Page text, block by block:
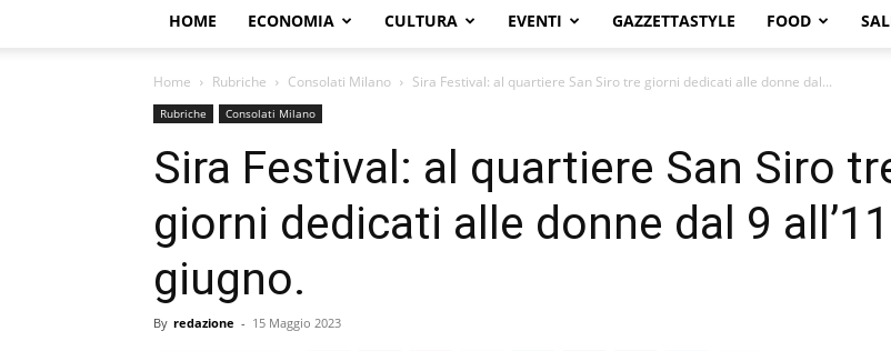
HOME ECONOMIA CULTURA EVENTI GAZZETTASTYLE FOOD
Home Rubriche Consolati Milano Sira Festival: al quartiere San Siro tre giorni dedicati alle donne dal...
Rubriche Consolati Milano
Sira Festival: al quartiere San Siro
giorni dedicati alle donne dal 9 all’11
giugno.
By redazione - 15 Maggio 2023